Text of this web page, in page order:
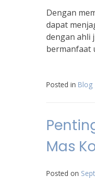
Dengan
dapat
dengan ahli
bermanfaat
Posted in Blog
Mas
Posted on